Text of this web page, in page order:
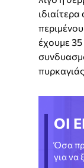
έχουμε
πυρκαγιάς.
ΟΙ
Όσα
για να